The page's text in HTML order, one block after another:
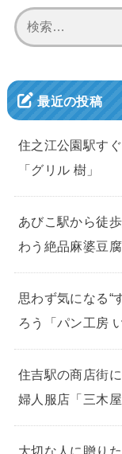
最近の投稿
住之江公園駅す
「グリル 樹」
あびこ駅から徒
わう絶品麻婆豆腐
思わず気になる“
ろう「パン工房
住吉駅の商店街
婦人服店「三木屋
大切な人に贈り